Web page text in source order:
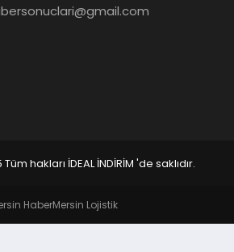
hakları İDEAL İNDİRİM 'de saklıdır.
HaberMersin Lojistik